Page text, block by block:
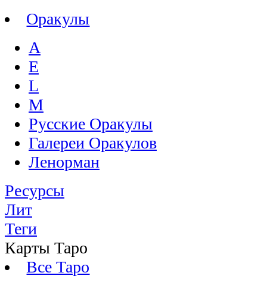
Оракулы
A
E
L
M
Русские Оракулы
Галереи Оракулов
Ленорман
Ресурсы
Лит
Теги
Карты Таро
Все Таро